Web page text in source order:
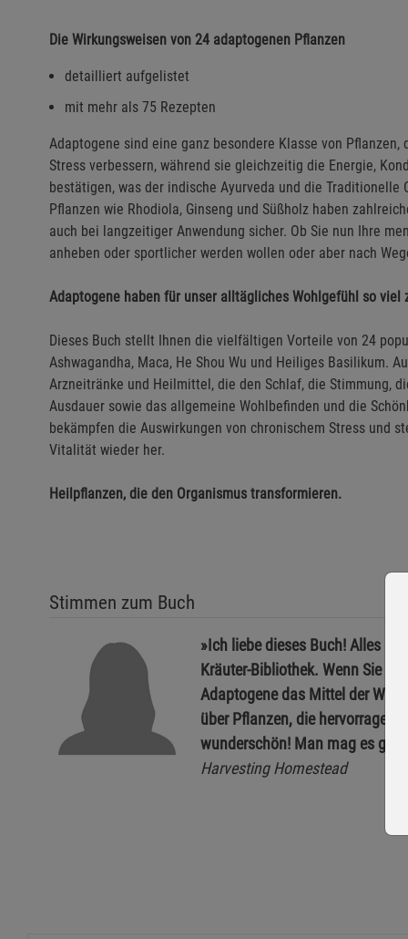
Die Wirkungsweisen von 24 adaptogenen Pflanzen
detailliert aufgelistet
mit mehr als 75 Rezepten
Adaptogene sind eine ganz besondere Klasse von
Stress verbessern, während sie gleichzeitig die Energie,
bestätigen, was der indische Ayurveda und die
Pflanzen wie Rhodiola, Ginseng und Süßholz haben
auch bei langzeitiger Anwendung sicher. Ob Sie nun Ihre
anheben oder sportlicher werden wollen oder aber nach
Adaptogene haben für unser alltägliches Wohlgefühl so viel
Dieses Buch stellt Ihnen die vielfältigen Vorteile von 24
Ashwagandha, Maca, He Shou Wu und Heiliges Basilikum.
Arzneitränke und Heilmittel, die den Schlaf, die Stimmung,
Ausdauer sowie das allgemeine Wohlbefinden und die
bekämpfen die Auswirkungen von chronischem Stress und
Vitalität wieder her.
Heilpflanzen, die den Organismus transformieren.
Stimmen zum Buch
»Ich liebe dieses Buch! Alles
Kräuter-Bibliothek. Wenn Sie
Adaptogene das Mittel der
über Pflanzen, die
wunderschön! Man mag es gar
Harvesting Homestead